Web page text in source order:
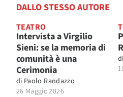
DALLO STESSO AUTORE
TEATRO
Intervista a Virgilio
Sieni: se la memoria di
comunità è una
Cerimonia
di Paolo Randazzo
26 Maggio 2026
di